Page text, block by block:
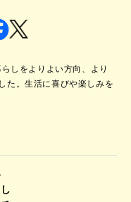
しをよりよい方向、より
た。生活に喜びや楽しみを